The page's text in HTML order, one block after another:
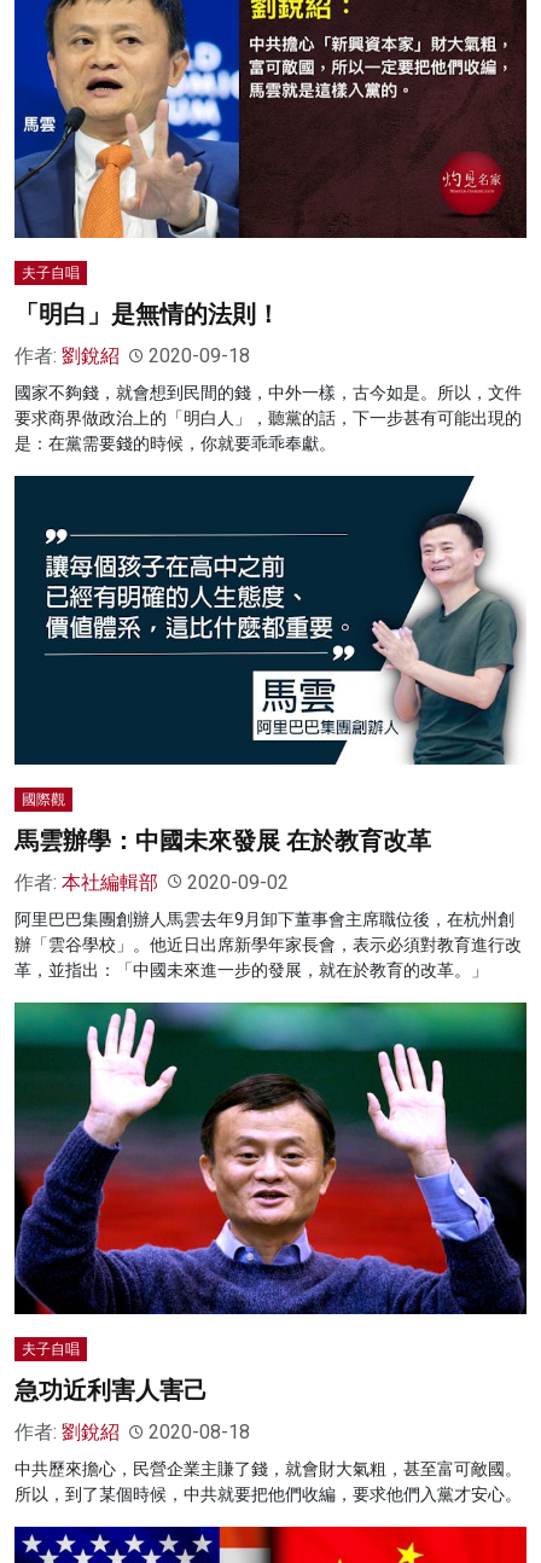
夫子自唱
「明白」是無情的法則！
作者: 劉銳紹 2020-09-18
國家不夠錢，就會想到民間的錢，中外一樣，古今如是。所以，文件
要求商界做政治上的「明白人」，聽黨的話，下一步甚有可能出現的
是：在黨需要錢的時候，你就要乖乖奉獻。
國際觀
馬雲辦學：中國未來發展 在於教育改革
作者: 本社編輯部 2020-09-02
阿里巴巴集團創辦人馬雲去年9月卸下董事會主席職位後，在杭州創
辦「雲谷學校」。他近日出席新學年家長會，表示必須對教育進行改
革，並指出：「中國未來進一步的發展，就在於教育的改革。」
夫子自唱
急功近利害人害己
作者: 劉銳紹 2020-08-18
中共歷來擔心，民營企業主賺了錢，就會財大氣粗，甚至富可敵國。
所以，到了某個時候，中共就要把他們收編，要求他們入黨才安心。